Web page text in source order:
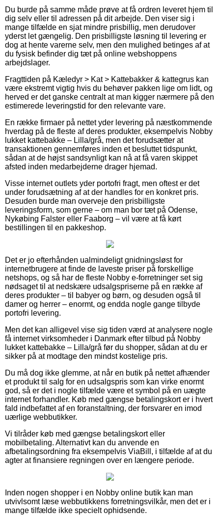
Du burde på samme måde prøve at få ordren leveret hjem til
dig selv eller til adressen på dit arbejde. Den viser sig i
mange tilfælde en sjat mindre prisbillig, men derudover
yderst let gængelig. Den prisbilligste løsning til levering er
dog at hente varerne selv, men den mulighed betinges af at
du fysisk befinder dig tæt på online webshoppens
arbejdslager.
Fragttiden på Kæledyr > Kat > Kattebakker & kattegrus kan
være ekstremt vigtig hvis du behøver pakken lige om lidt, og
herved er det ganske centralt at man kigger nærmere på den
estimerede leveringstid for den relevante vare.
En række firmaer på nettet yder levering på næstkommende
hverdag på de fleste af deres produkter, eksempelvis Nobby
lukket kattebakke – Lilla/grå, men det forudsætter at
transaktionen gennemføres inden et besluttet tidspunkt,
sådan at de højst sandsynligt kan nå at få varen skippet
afsted inden medarbejderne drager hjemad.
Visse internet outlets yder portofri fragt, men oftest er det
under forudsætning af at der handles for en konkret pris.
Desuden burde man overveje den prisbilligste
leveringsform, som gerne – om man bor tæt på Odense,
Nykøbing Falster eller Faaborg – vil være at få kørt
bestillingen til en pakkeshop.
Det er jo efterhånden ualmindeligt gnidningsløst for
internetbrugere at finde de laveste priser på forskellige
netshops, og så har de fleste Nobby e-forretninger set sig
nødsaget til at nedskære udsalgspriserne på en række af
deres produkter – til babyer og børn, og desuden også til
damer og herrer – enormt, og endda nogle gange tilbyde
portofri levering.
Men det kan alligevel vise sig tiden værd at analysere nogle
få internet virksomheder i Danmark efter tilbud på Nobby
lukket kattebakke – Lilla/grå før du shopper, sådan at du er
sikker på at modtage den mindst kostelige pris.
Du må dog ikke glemme, at når en butik på nettet afhænder
et produkt til salg for en udsalgspris som kan virke enormt
god, så er det i nogle tilfælde være et symbol på en uægte
internet forhandler. Køb med gængse betalingskort er i hvert
fald indbefattet af en foranstaltning, der forsvarer en imod
uærlige webbutikker.
Vi tilråder køb med gængse betalingskort eller
mobilbetaling. Alternativt kan du anvende en
afbetalingsordning fra eksempelvis ViaBill, i tilfælde af at du
agter at finansiere regningen over en længere periode.
Inden nogen shopper i en Nobby online butik kan man
utvivlsomt læse webbutikkens forretningsvilkår, men det er i
mange tilfælde ikke specielt ophidsende.